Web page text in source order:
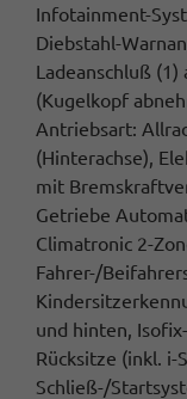
Infotainment-
Diebstahl-
Ladeanschluß
(Kugelkopf
Antriebsart:
(Hinterachse),
mit
Getriebe
Climatronic 2-
Fahrer-/
und hinten,
Rücksitze (inkl. i-
Schließ-/